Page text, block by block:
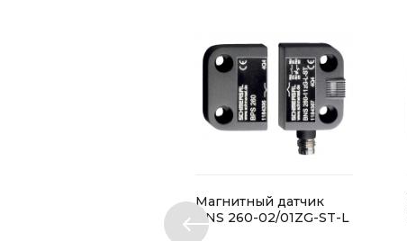
Магнитный датчик
BNS 260-02/01ZG-ST-L